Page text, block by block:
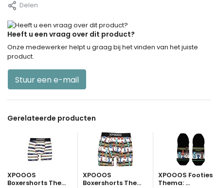
Delen
Heeft u een vraag over dit product?
Onze medewerker helpt u graag bij het vinden van het juiste
product.
Stuur een e-mail
Gerelateerde producten
XPOOOS
Boxershorts The...
XPOOOS
Boxershorts The...
XPOOOS Footies
Thema: ...